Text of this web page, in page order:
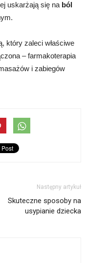
uskarżają się na ból
który zaleci właściwe
– farmakoterapia
i zabiegów
Następny artykuł
Skuteczne sposoby na
usypianie dziecka